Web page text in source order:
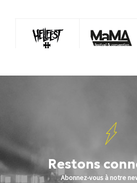
Restons
Abonnez-vous à notre